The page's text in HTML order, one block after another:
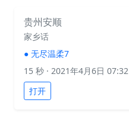
贵州安顺
家乡话
● 无尽温柔7
15 秒 · 2021年4月6日 07:32
打开